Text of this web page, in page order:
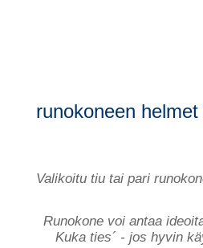
runokoneen
Valikoitu tiu tai pari
Runokone voi
Kuka ties´ - jos hyvin